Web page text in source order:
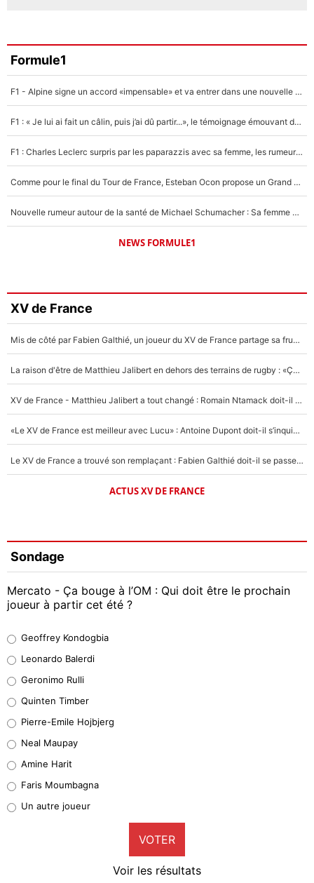
Formule1
F1 - Alpine signe un accord «impensable» et va entrer dans une nouvelle dimension : Grande nouvelle pour Pierre Gasly !
F1 : « Je lui ai fait un câlin, puis j’ai dû partir...», le témoignage émouvant de Max Verstappen sur sa fille
F1 : Charles Leclerc surpris par les paparazzis avec sa femme, les rumeurs étaient vraies !
Comme pour le final du Tour de France, Esteban Ocon propose un Grand Prix de Formule 1 à Paris : «Autour de l’Arc de Triomphe, ce serait génial» !
Nouvelle rumeur autour de la santé de Michael Schumacher : Sa femme Corinna sort du silence
NEWS FORMULE1
XV de France
Mis de côté par Fabien Galthié, un joueur du XV de France partage sa frustration : «ils ne me l’ont pas dit tout de suite»
La raison d'être de Matthieu Jalibert en dehors des terrains de rugby : «Ça m'atteint autant que si tu touches à un membre de ma famille»
XV de France - Matthieu Jalibert a tout changé : Romain Ntamack doit-il s’inquiéter pour sa place à un an de la Coupe du monde ?
«Le XV de France est meilleur avec Lucu» : Antoine Dupont doit-il s’inquiéter pour sa place ?
Le XV de France a trouvé son remplaçant : Fabien Galthié doit-il se passer d'Antoine Dupont ?
ACTUS XV DE FRANCE
Sondage
Mercato - Ça bouge à l’OM : Qui doit être le prochain
joueur à partir cet été ?
38%
32%
5%
1%
9%
Geoffrey Kondogbia
Leonardo Balerdi
Geronimo Rulli
Quinten Timber
Pierre-Emile Hojbjerg
Neal Maupay
Amine Harit
Faris Moumbagna
Un autre joueur
VOTER
Voir les résultats